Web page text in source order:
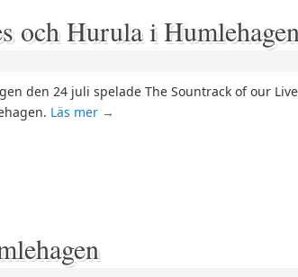
och Hurula i
den 24 juli spelade The Sountrack of our
Läs mer →